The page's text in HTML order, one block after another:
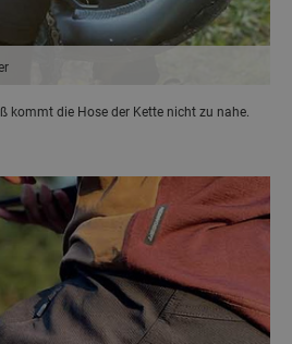
kommt die Hose der Kette nicht zu nahe.